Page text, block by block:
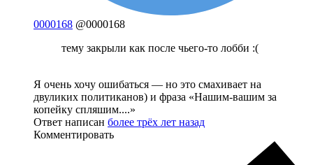
0000168 @0000168
тему закрыли как после чьего-то лобби :(
Я очень хочу ошибаться — но это смахивает на
двуликих политиканов) и фраза «Нашим-вашим за
копейку спляшим....»
Ответ написан более трёх лет назад
Комментировать